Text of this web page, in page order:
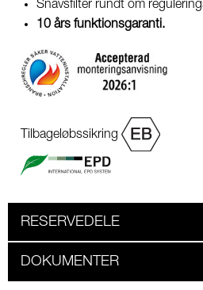
Snavsfilter rundt om
10 års funktionsgaranti.
Tilbageløbssikring
RESERVEDELE
DOKUMENTER